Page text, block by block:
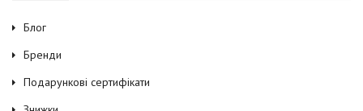
Блог
Бренди
Подарункові сертифікати